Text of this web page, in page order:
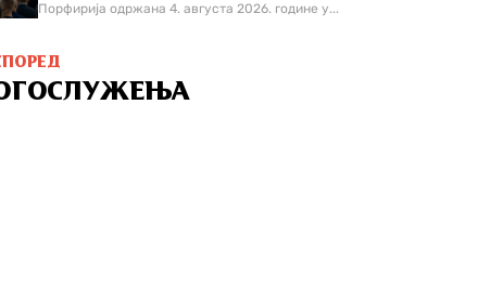
Порфирија одржана 4. августа 2026. године у...